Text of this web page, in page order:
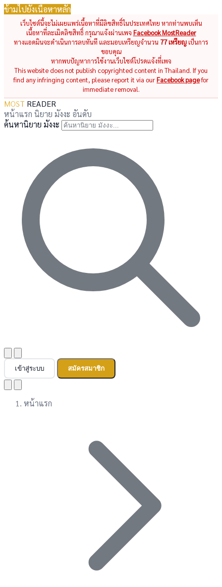
ข้ามไปยังเนื้อหาหลัก
เว็บไซต์นี้จะไม่เผยแพร่เนื้อหาที่มีลิขสิทธิ์ในประเทศไทย หากท่านพบเห็น
เนื้อหาที่ละเมิดลิขสิทธิ์ กรุณาแจ้งผ่านเพจ Facebook MostReader
ทางแอดมินจะดำเนินการลบทันที และมอบเหรียญจำนวน 77 เหรียญเป็นการ
ขอบคุณ
หากพบปัญหาการใช้งานเว็บไซต์โปรดแจ้งที่เพจ
This website does not publish copyrighted content in Thailand. If you
find any infringing content, please report it via ourFacebook pagefor
immediate removal.
MOST READER
หน้าแรก นิยาย มังงะ อันดับ
ค้นหานิยาย มังงะ
เข้าสู่ระบบ สมัครสมาชิก
หน้าแรก